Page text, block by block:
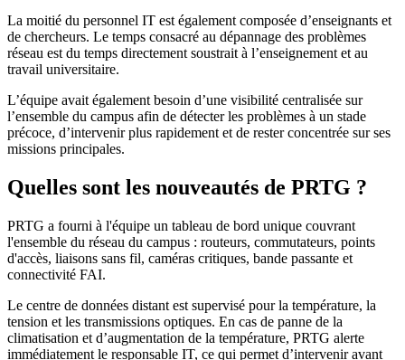
La moitié du personnel IT est également composée d’enseignants et
de chercheurs. Le temps consacré au dépannage des problèmes
réseau est du temps directement soustrait à l’enseignement et au
travail universitaire.
L’équipe avait également besoin d’une visibilité centralisée sur
l’ensemble du campus afin de détecter les problèmes à un stade
précoce, d’intervenir plus rapidement et de rester concentrée sur ses
missions principales.
Quelles sont les nouveautés de PRTG ?
PRTG a fourni à l'équipe un tableau de bord unique couvrant
l'ensemble du réseau du campus : routeurs, commutateurs, points
d'accès, liaisons sans fil, caméras critiques, bande passante et
connectivité FAI.
Le centre de données distant est supervisé pour la température, la
tension et les transmissions optiques. En cas de panne de la
climatisation et d’augmentation de la température, PRTG alerte
immédiatement le responsable IT, ce qui permet d’intervenir avant